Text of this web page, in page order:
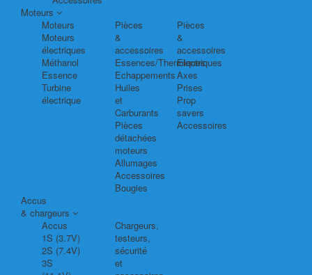
Moteurs
Moteurs
Moteurs
électriques
Méthanol
Essence
Turbine
électrique
Pièces
&
accessoires
Essences/Thermiques
Echappements
Huiles
et
Carburants
Pièces
détachées
moteurs
Allumages
Accessoires
Bougies
Pièces
&
accessoires
Electriques
Axes
Prises
Prop
savers
Accessoires
Accus
& chargeurs
Accus
1S (3.7V)
2S (7.4V)
3S
Chargeurs,
testeurs,
sécurité
et